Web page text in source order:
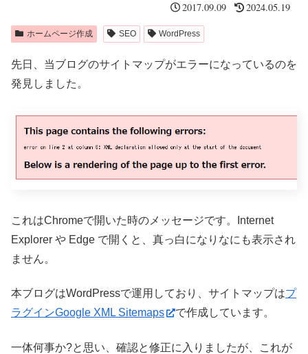
2017.09.09 2024.05.19
ホームページ作成 SEO WordPress
先日、当ブログのサイトマップがエラーになっているのを
発見しました。
これはChromeで開いた時のメッセージです。Internet
Explorer や Edge で開くと、真っ白になりなにも表示され
ません。
本ブログはWordPressで運用しており、サイトマップはプ
ラグインGoogle XML Sitemaps
で作成しています。
一体何事か?と思い、確認と修正に入りましたが、これが